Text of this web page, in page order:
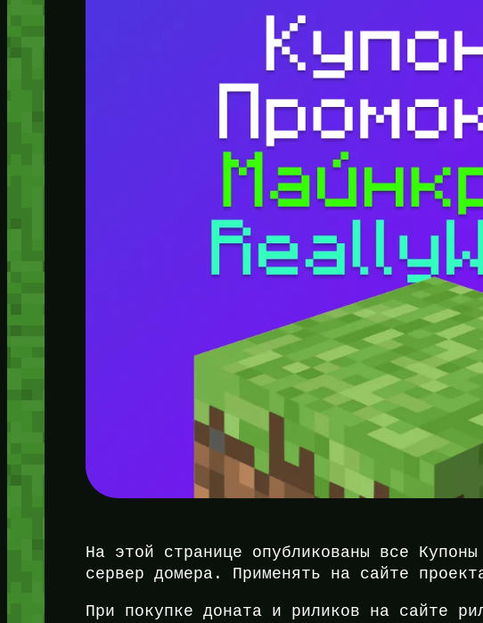
На этой странице опубликованы все
сервер домера. Применять на сайте
При покупке доната и риликов на сайте